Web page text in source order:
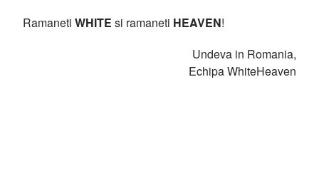
Ramaneti WHITE si ramaneti HEAVEN!
Undeva in Romania,
Echipa WhiteHeaven